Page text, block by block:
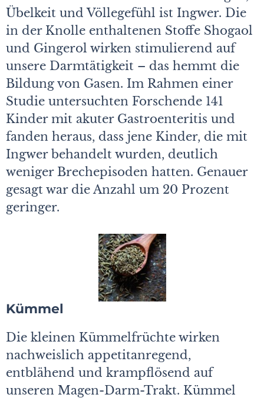
Übelkeit und Völlegefühl ist Ingwer. Die
in der Knolle enthaltenen Stoffe Shogaol
und Gingerol wirken stimulierend auf
unsere Darmtätigkeit – das hemmt die
Bildung von Gasen. Im Rahmen einer
Studie untersuchten Forschende 141
Kinder mit akuter Gastroenteritis und
fanden heraus, dass jene Kinder, die mit
Ingwer behandelt wurden, deutlich
weniger Brechepisoden hatten. Genauer
gesagt war die Anzahl um 20 Prozent
geringer.
Kümmel
Die kleinen Kümmelfrüchte wirken
nachweislich appetitanregend,
entblähend und krampflösend auf
unseren Magen-Darm-Trakt. Kümmel